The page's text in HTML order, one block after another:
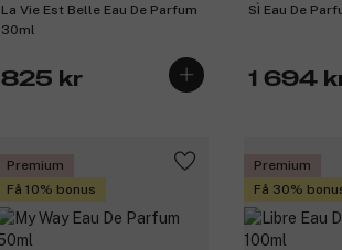
La Vie Est Belle Eau De Parfum
30ml
825 kr
SÌ Eau De
1 694
Premium
Få 10% bonus
Premium
Få 30%